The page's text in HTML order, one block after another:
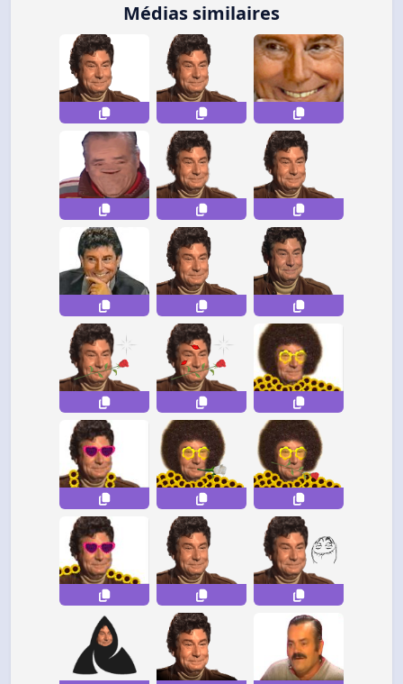
Médias similaires